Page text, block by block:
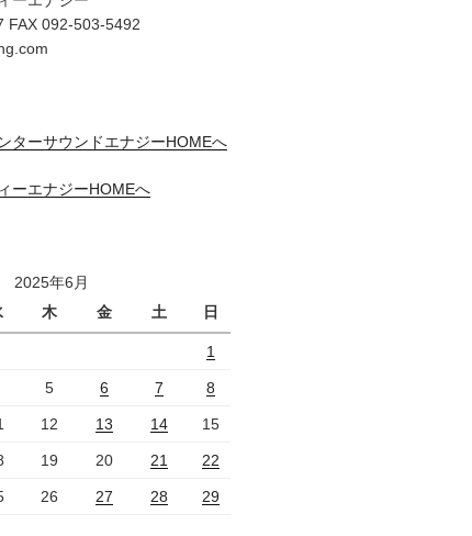
FAX 092-503-5492
ターサウンドエナジーHOMEへ
ーエナジーHOMEへ
2025年6月
木 金 土 日
1
5 6 7 8
12 13 14 15
19 20 21 22
26 27 28 29